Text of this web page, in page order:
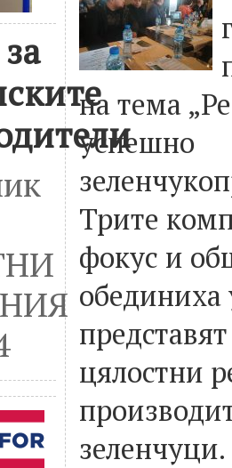
на тема
успешно
Трите
фокус и
обединиха
цялостни
зеленчуци.